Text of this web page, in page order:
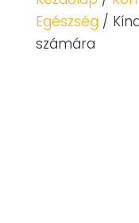
Egészség /
számára